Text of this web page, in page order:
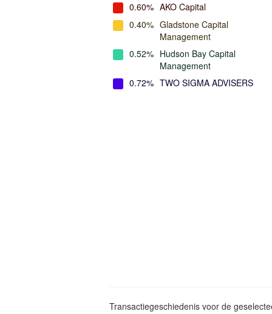
0.60% AKO Capital
0.40% Gladstone Capital
Management
0.52% Hudson Bay Capital
Management
0.72% TWO SIGMA ADVISERS
Transactiegeschiedenis voor de